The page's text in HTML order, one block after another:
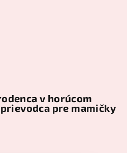
v horúcom
pre mamičky